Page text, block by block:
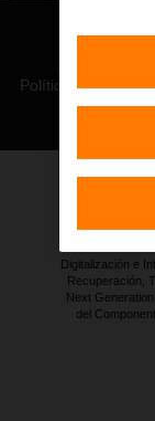
Política de
impulsada por
Digitalización e
Recuperación,
Next
del